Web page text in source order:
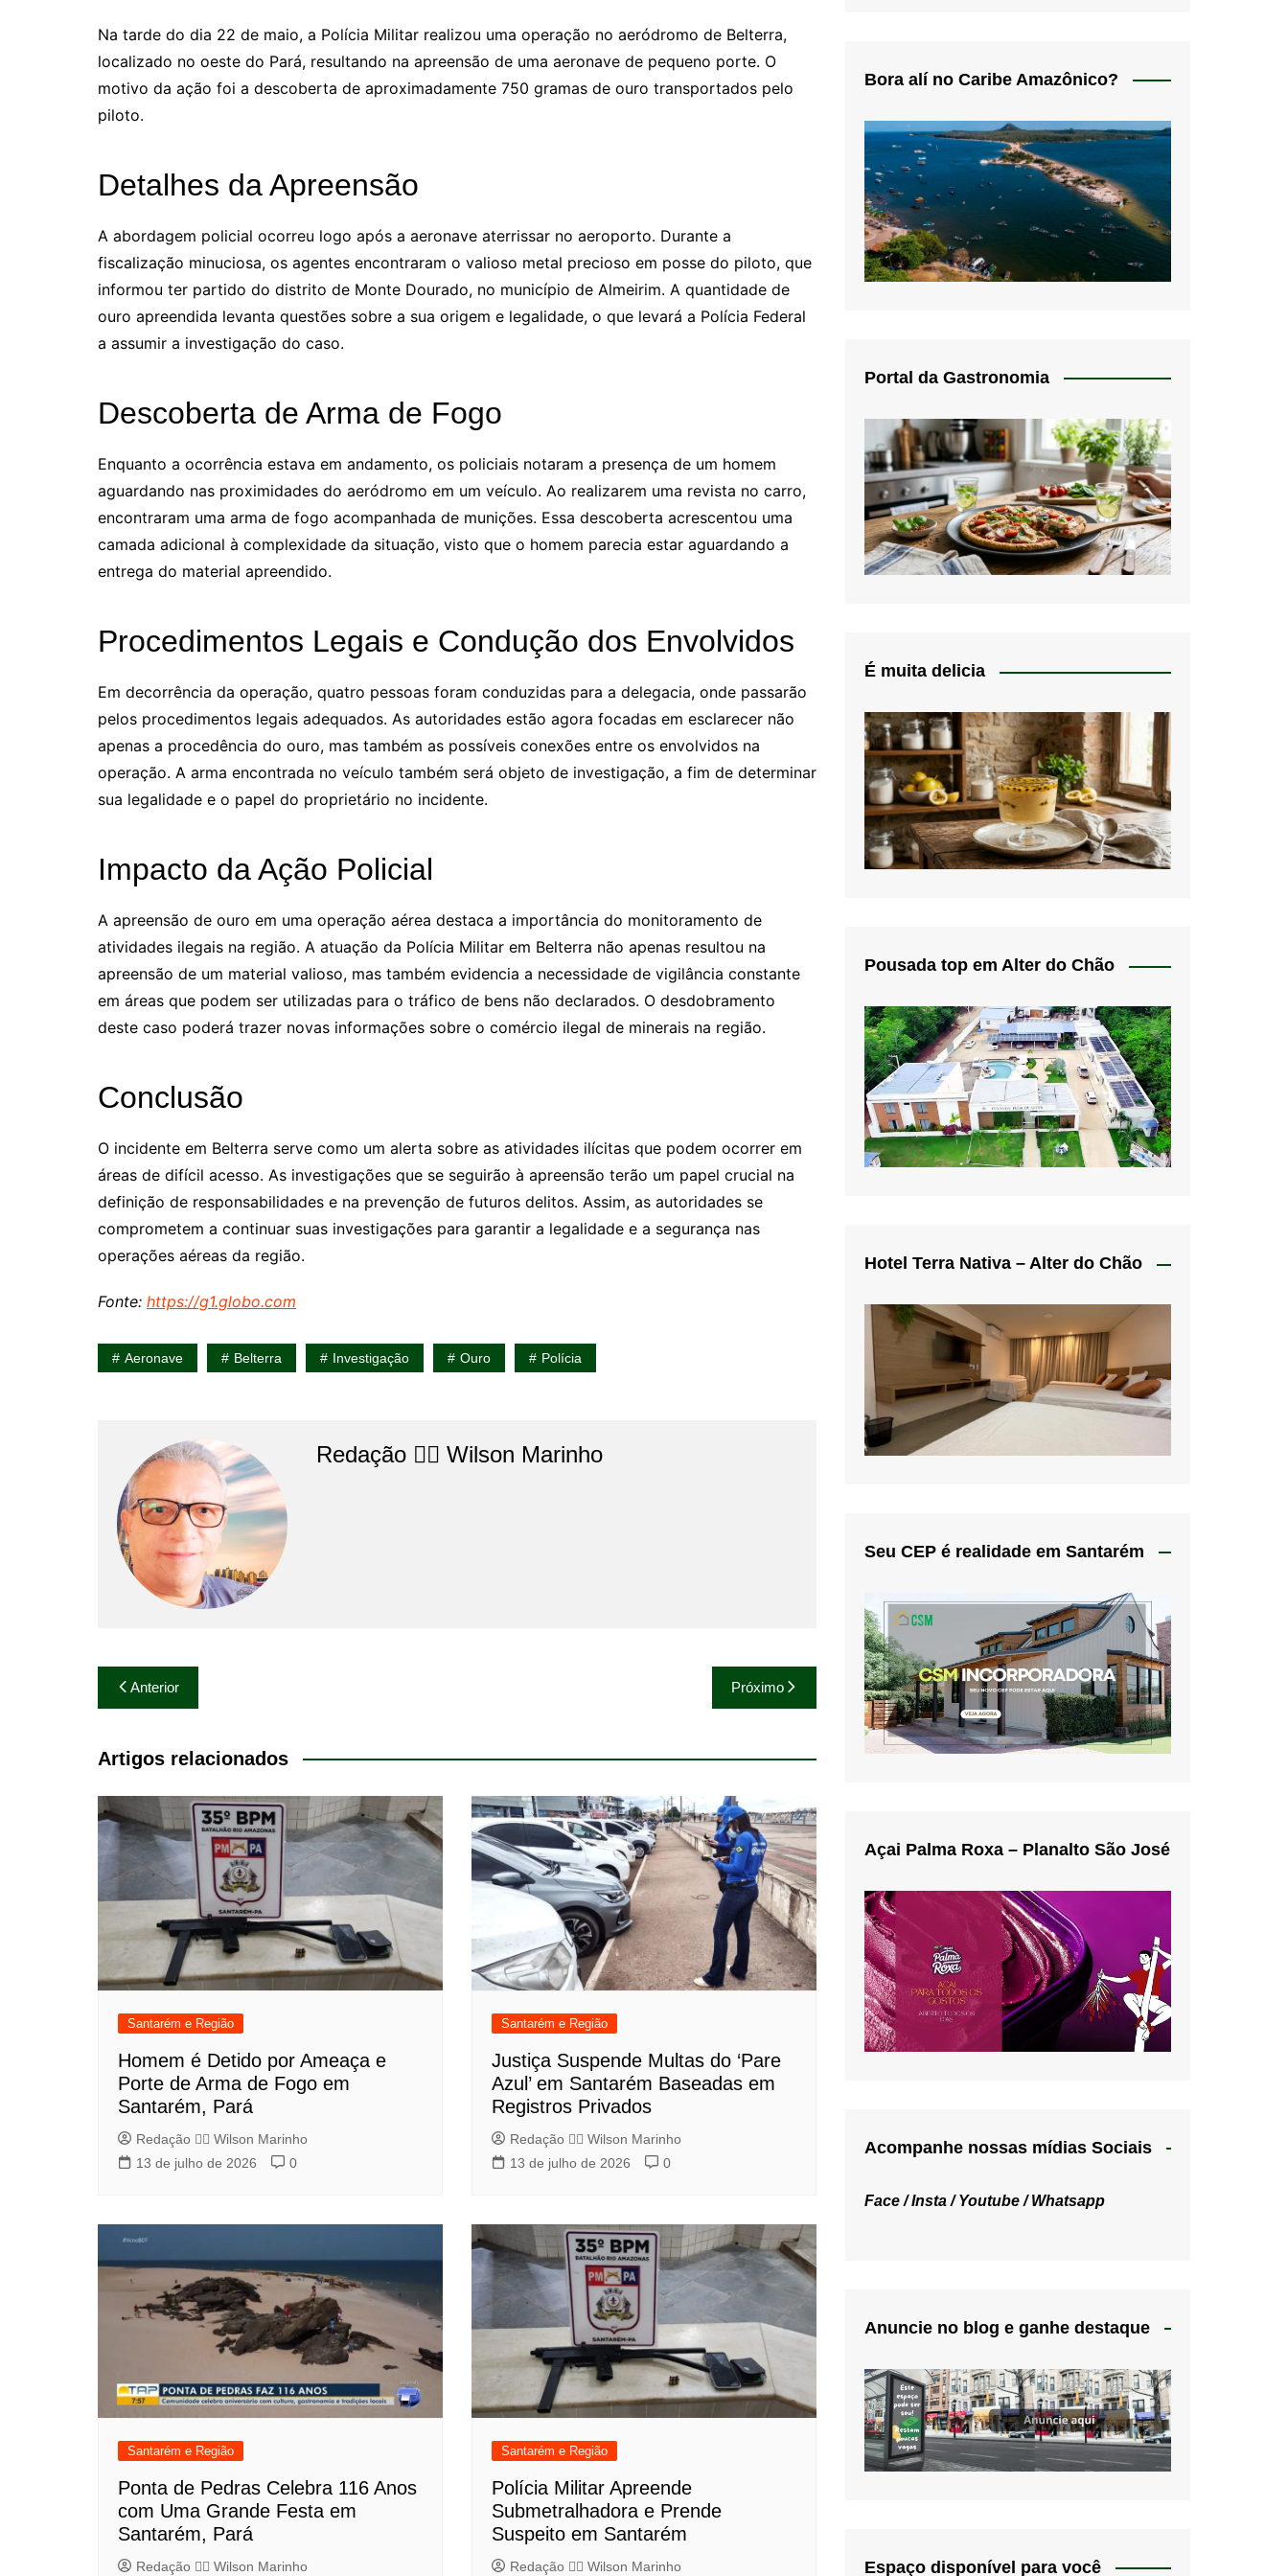
Na tarde do dia 22 de maio, a Polícia Militar realizou uma operação no aeródromo de Belterra,
localizado no oeste do Pará, resultando na apreensão de uma aeronave de pequeno porte. O
motivo da ação foi a descoberta de aproximadamente 750 gramas de ouro transportados pelo
piloto.
Detalhes da Apreensão
A abordagem policial ocorreu logo após a aeronave aterrissar no aeroporto. Durante a
fiscalização minuciosa, os agentes encontraram o valioso metal precioso em posse do piloto, que
informou ter partido do distrito de Monte Dourado, no município de Almeirim. A quantidade de
ouro apreendida levanta questões sobre a sua origem e legalidade, o que levará a Polícia Federal
a assumir a investigação do caso.
Descoberta de Arma de Fogo
Enquanto a ocorrência estava em andamento, os policiais notaram a presença de um homem
aguardando nas proximidades do aeródromo em um veículo. Ao realizarem uma revista no carro,
encontraram uma arma de fogo acompanhada de munições. Essa descoberta acrescentou uma
camada adicional à complexidade da situação, visto que o homem parecia estar aguardando a
entrega do material apreendido.
Procedimentos Legais e Condução dos Envolvidos
Em decorrência da operação, quatro pessoas foram conduzidas para a delegacia, onde passarão
pelos procedimentos legais adequados. As autoridades estão agora focadas em esclarecer não
apenas a procedência do ouro, mas também as possíveis conexões entre os envolvidos na
operação. A arma encontrada no veículo também será objeto de investigação, a fim de determinar
sua legalidade e o papel do proprietário no incidente.
Impacto da Ação Policial
A apreensão de ouro em uma operação aérea destaca a importância do monitoramento de
atividades ilegais na região. A atuação da Polícia Militar em Belterra não apenas resultou na
apreensão de um material valioso, mas também evidencia a necessidade de vigilância constante
em áreas que podem ser utilizadas para o tráfico de bens não declarados. O desdobramento
deste caso poderá trazer novas informações sobre o comércio ilegal de minerais na região.
Conclusão
O incidente em Belterra serve como um alerta sobre as atividades ilícitas que podem ocorrer em
áreas de difícil acesso. As investigações que se seguirão à apreensão terão um papel crucial na
definição de responsabilidades e na prevenção de futuros delitos. Assim, as autoridades se
comprometem a continuar suas investigações para garantir a legalidade e a segurança nas
operações aéreas da região.
Fonte: https://g1.globo.com
Aeronave Belterra Investigação Ouro Polícia
Redação 👨‍⚖️​ Wilson Marinho
Navegação
de
Post
Anterior Próximo
Artigos relacionados
Santarém e Região
Homem é Detido por Ameaça e
Porte de Arma de Fogo em
Santarém, Pará
Redação 👨‍⚖️​ Wilson Marinho
13 de julho de 2026
0
Santarém e Região
Justiça Suspende Multas do ‘Pare
Azul’ em Santarém Baseadas em
Registros Privados
Redação 👨‍⚖️​ Wilson Marinho
13 de julho de 2026
0
Santarém e Região
Ponta de Pedras Celebra 116 Anos
com Uma Grande Festa em
Santarém, Pará
Redação 👨‍⚖️​ Wilson Marinho
Santarém e Região
Polícia Militar Apreende
Submetralhadora e Prende
Suspeito em Santarém
Redação 👨‍⚖️​ Wilson Marinho
Bora alí no Caribe Amazônico?
Portal da Gastronomia
É muita delicia
Pousada top em Alter do Chão
Hotel Terra Nativa – Alter do Chão
Seu CEP é realidade em Santarém
Açai Palma Roxa – Planalto São José
Acompanhe nossas mídias Sociais
Face /Insta /Youtube /Whatsapp
Anuncie no blog e ganhe destaque
Espaço disponível para você